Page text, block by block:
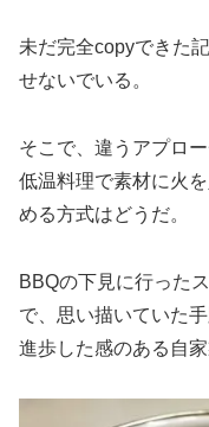
未だ完全copyできた
せないでいる。
そこで、違うアプロ
低温料理で素材に火
める方式はどうだ。
BBQの下見に行った
で、思い描いていた
進歩した感のある自